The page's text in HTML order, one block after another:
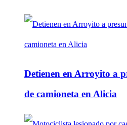
Detienen en Arroyito a
de camioneta en Alicia